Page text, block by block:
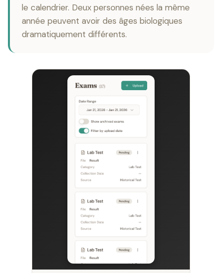
le calendrier. Deux personnes nées la même
année peuvent avoir des âges biologiques
dramatiquement différents.